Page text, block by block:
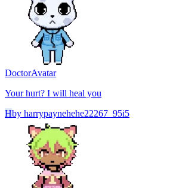
DoctorAvatar
Your hurt? I will heal you
Hby harrypaynehehe22267_95i5